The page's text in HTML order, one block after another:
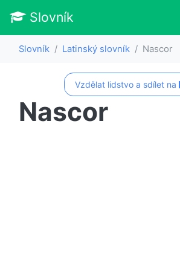
Slovník
Slovník Latinský slovník Nascor
Vzdělat lidstvo a sdílet na
Nascor